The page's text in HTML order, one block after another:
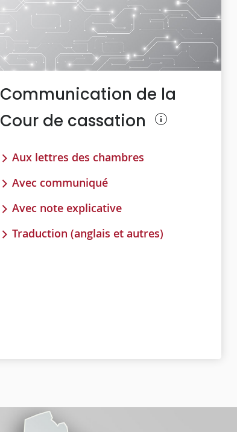
Communication de la
Cour de cassation
Aux lettres des chambres
Avec communiqué
Avec note explicative
Traduction (anglais et autres)